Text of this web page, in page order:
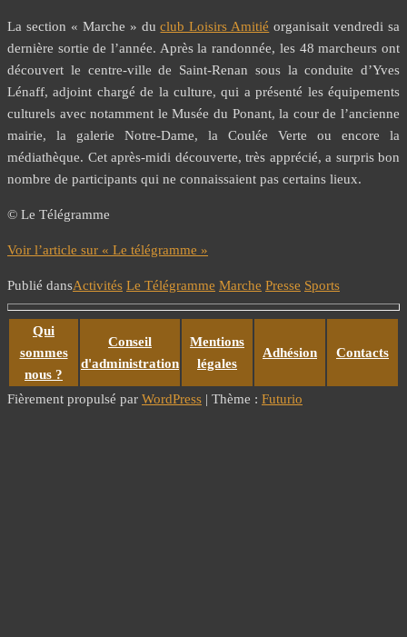
La section « Marche » duclub Loisirs Amitié organisait vendredi sa
dernière sortie de l’année. Après la randonnée, les 48 marcheurs ont
découvert le centre-ville de Saint-Renan sous la conduite d’Yves
Lénaff, adjoint chargé de la culture, qui a présenté les équipements
culturels avec notamment le Musée du Ponant, la cour de l’ancienne
mairie, la galerie Notre-Dame, la Coulée Verte ou encore la
médiathèque. Cet après-midi découverte, très apprécié, a surpris bon
nombre de participants qui ne connaissaient pas certains lieux.
© Le Télégramme
Voir l’article sur « Le télégramme »
Publié dansActivités Le Télégramme Marche Presse Sports
Qui
sommes
nous ?
Conseil
d'administration
Mentions
légales
Adhésion Contacts
Fièrement propulsé par WordPress | Thème : Futurio